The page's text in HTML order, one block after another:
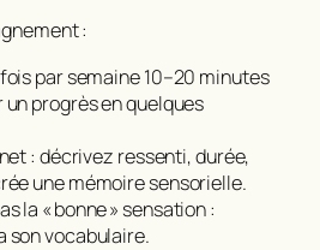
:
par semaine 10–20 minutes
progrès en quelques
: décrivez ressenti, durée,
une mémoire sensorielle.
la « bonne » sensation :
son vocabulaire.